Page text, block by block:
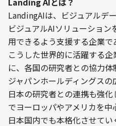
LandingAIは、ビジュアルデ
ビジュアルAIソリューショ
用できるよう支援する企業で
こうした世界的に活躍する
に、各国の研究者との協力
ジャパンホールディングスの
日本の研究者との連携も強
でヨーロッパやアメリカを
日本国内でも本格化させて